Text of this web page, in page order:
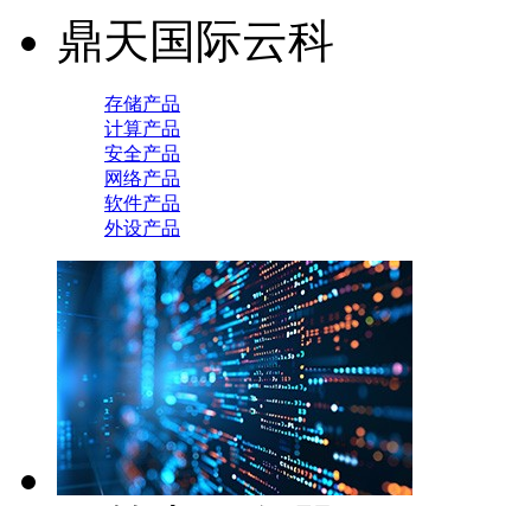
鼎天国际云科
存储产品
计算产品
安全产品
网络产品
软件产品
外设产品